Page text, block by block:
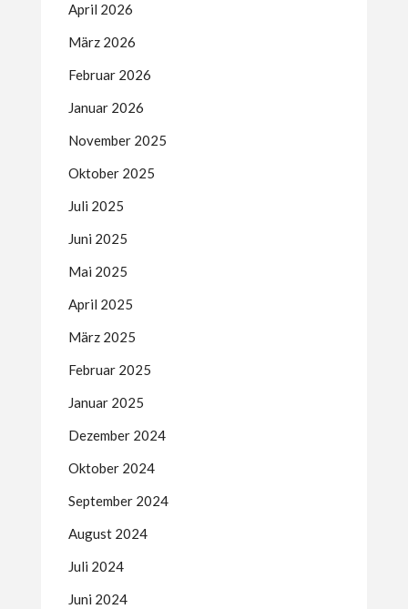
April 2026
März 2026
Februar 2026
Januar 2026
November 2025
Oktober 2025
Juli 2025
Juni 2025
Mai 2025
April 2025
März 2025
Februar 2025
Januar 2025
Dezember 2024
Oktober 2024
September 2024
August 2024
Juli 2024
Juni 2024